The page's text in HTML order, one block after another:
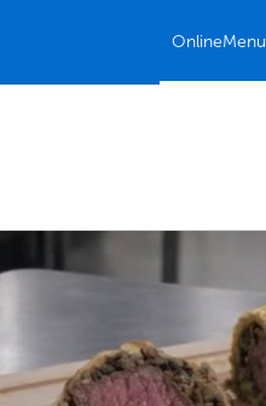
OnlineMenu